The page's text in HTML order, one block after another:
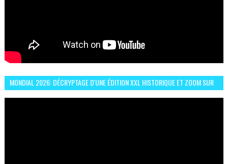
MONDIAL 2026: DÉCRYPTAGE D'UNE ÉDITION XXL HISTORIQUE ET ZOOM SUR